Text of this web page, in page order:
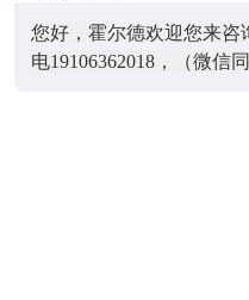
您好，霍尔德欢迎您来咨
电19106362018，（微信